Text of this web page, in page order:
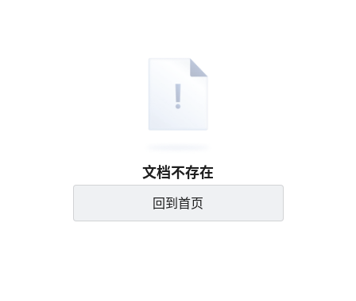
文档不存在
回到首页